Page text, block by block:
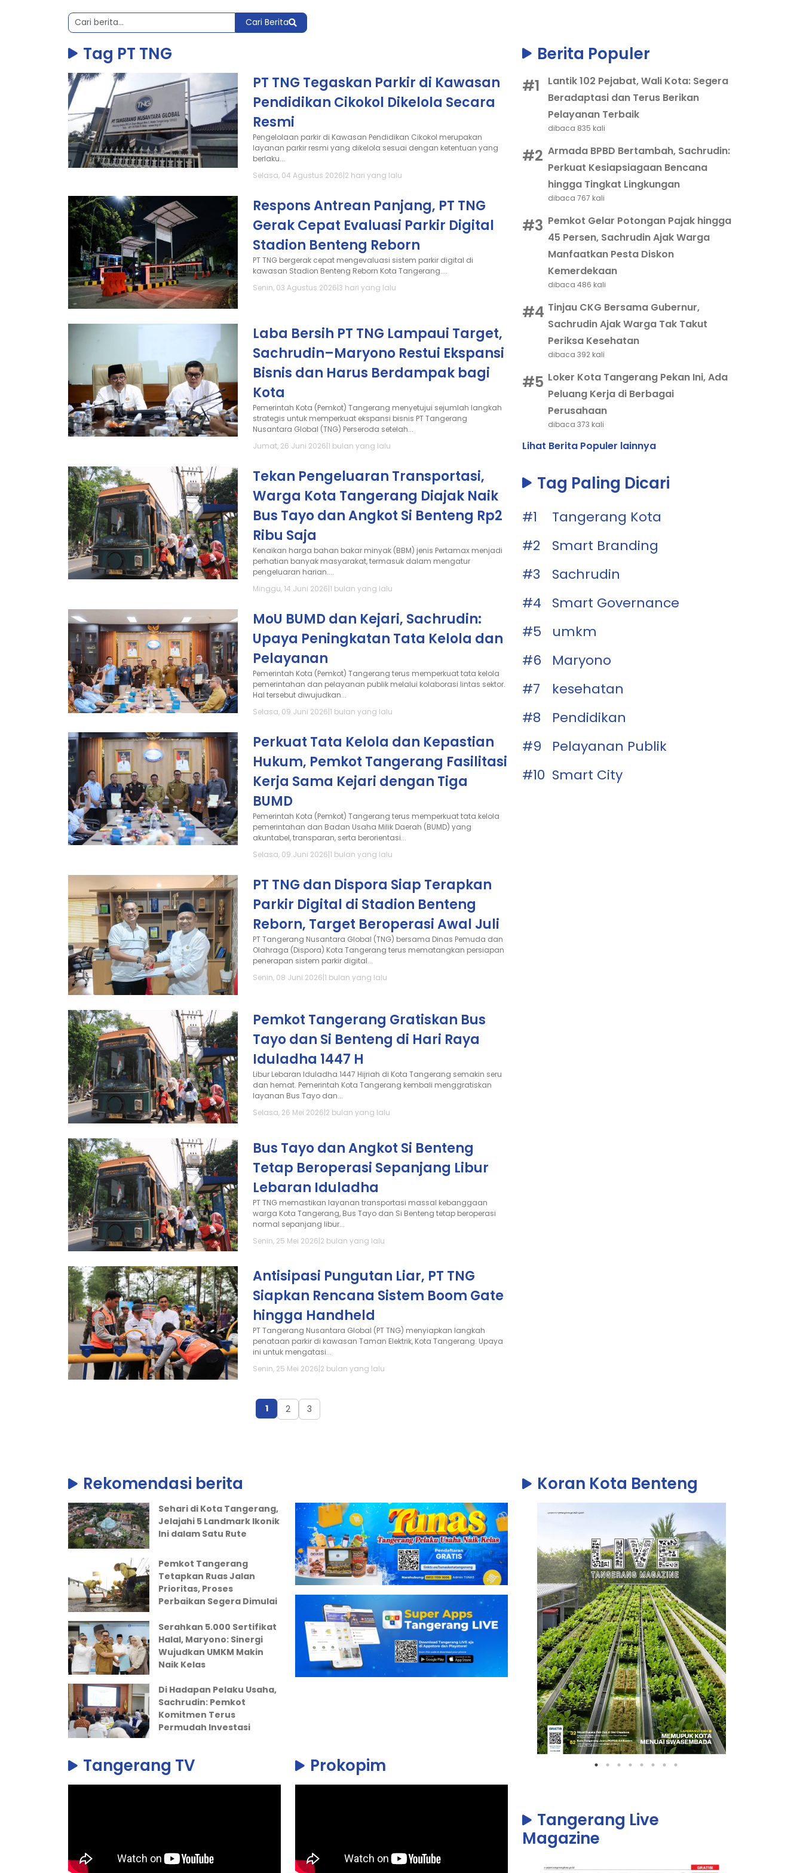
Cari Berita
Tag PT TNG
PT TNG Tegaskan Parkir di Kawasan
Pendidikan Cikokol Dikelola Secara
Resmi
Pengelolaan parkir di Kawasan Pendidikan Cikokol merupakan
layanan parkir resmi yang dikelola sesuai dengan ketentuan yang
berlaku...
Selasa, 04 Agustus 2026|2 hari yang lalu
Respons Antrean Panjang, PT TNG
Gerak Cepat Evaluasi Parkir Digital
Stadion Benteng Reborn
PT TNG bergerak cepat mengevaluasi sistem parkir digital di
kawasan Stadion Benteng Reborn Kota Tangerang....
Senin, 03 Agustus 2026|3 hari yang lalu
Laba Bersih PT TNG Lampaui Target,
Sachrudin–Maryono Restui Ekspansi
Bisnis dan Harus Berdampak bagi
Kota
Pemerintah Kota (Pemkot) Tangerang menyetujui sejumlah langkah
strategis untuk memperkuat ekspansi bisnis PT Tangerang
Nusantara Global (TNG) Perseroda setelah...
Jumat, 26 Juni 2026|1 bulan yang lalu
Tekan Pengeluaran Transportasi,
Warga Kota Tangerang Diajak Naik
Bus Tayo dan Angkot Si Benteng Rp2
Ribu Saja
Kenaikan harga bahan bakar minyak (BBM) jenis Pertamax menjadi
perhatian banyak masyarakat, termasuk dalam mengatur
pengeluaran harian....
Minggu, 14 Juni 2026|1 bulan yang lalu
MoU BUMD dan Kejari, Sachrudin:
Upaya Peningkatan Tata Kelola dan
Pelayanan
Pemerintah Kota (Pemkot) Tangerang terus memperkuat tata kelola
pemerintahan dan pelayanan publik melalui kolaborasi lintas sektor.
Hal tersebut diwujudkan...
Selasa, 09 Juni 2026|1 bulan yang lalu
Perkuat Tata Kelola dan Kepastian
Hukum, Pemkot Tangerang Fasilitasi
Kerja Sama Kejari dengan Tiga
BUMD
Pemerintah Kota (Pemkot) Tangerang terus memperkuat tata kelola
pemerintahan dan Badan Usaha Milik Daerah (BUMD) yang
akuntabel, transparan, serta berorientasi...
Selasa, 09 Juni 2026|1 bulan yang lalu
PT TNG dan Dispora Siap Terapkan
Parkir Digital di Stadion Benteng
Reborn, Target Beroperasi Awal Juli
PT Tangerang Nusantara Global (TNG) bersama Dinas Pemuda dan
Olahraga (Dispora) Kota Tangerang terus mematangkan persiapan
penerapan sistem parkir digital...
Senin, 08 Juni 2026|1 bulan yang lalu
Pemkot Tangerang Gratiskan Bus
Tayo dan Si Benteng di Hari Raya
Iduladha 1447 H
Libur Lebaran Iduladha 1447 Hijriah di Kota Tangerang semakin seru
dan hemat. Pemerintah Kota Tangerang kembali menggratiskan
layanan Bus Tayo dan...
Selasa, 26 Mei 2026|2 bulan yang lalu
Bus Tayo dan Angkot Si Benteng
Tetap Beroperasi Sepanjang Libur
Lebaran Iduladha
PT TNG memastikan layanan transportasi massal kebanggaan
warga Kota Tangerang, Bus Tayo dan Si Benteng tetap beroperasi
normal sepanjang libur...
Senin, 25 Mei 2026|2 bulan yang lalu
Antisipasi Pungutan Liar, PT TNG
Siapkan Rencana Sistem Boom Gate
hingga Handheld
PT Tangerang Nusantara Global (PT TNG) menyiapkan langkah
penataan parkir di kawasan Taman Elektrik, Kota Tangerang. Upaya
ini untuk mengatasi...
Senin, 25 Mei 2026|2 bulan yang lalu
1 2 3
Berita Populer
#1
Lantik 102 Pejabat, Wali Kota: Segera
Beradaptasi dan Terus Berikan
Pelayanan Terbaik
dibaca 835 kali
#2 Armada BPBD Bertambah, Sachrudin:
Perkuat Kesiapsiagaan Bencana
hingga Tingkat Lingkungan
dibaca 767 kali
#3 Pemkot Gelar Potongan Pajak hingga
45 Persen, Sachrudin Ajak Warga
Manfaatkan Pesta Diskon
Kemerdekaan
dibaca 486 kali
#4 Tinjau CKG Bersama Gubernur,
Sachrudin Ajak Warga Tak Takut
Periksa Kesehatan
dibaca 392 kali
#5 Loker Kota Tangerang Pekan Ini, Ada
Peluang Kerja di Berbagai
Perusahaan
dibaca 373 kali
Lihat Berita Populer lainnya
Tag Paling Dicari
#1
Tangerang Kota
#2
Smart Branding
#3
Sachrudin
#4
Smart Governance
#5
umkm
#6
Maryono
#7
kesehatan
#8
Pendidikan
#9
Pelayanan Publik
#10 Smart City
Rekomendasi berita
Sehari di Kota Tangerang,
Jelajahi 5 Landmark Ikonik
Ini dalam Satu Rute
Pemkot Tangerang
Tetapkan Ruas Jalan
Prioritas, Proses
Perbaikan Segera Dimulai
Serahkan 5.000 Sertifikat
Halal, Maryono: Sinergi
Wujudkan UMKM Makin
Naik Kelas
Di Hadapan Pelaku Usaha,
Sachrudin: Pemkot
Komitmen Terus
Permudah Investasi
Tangerang TV Prokopim
Koran Kota Benteng
Tangerang Live
Magazine